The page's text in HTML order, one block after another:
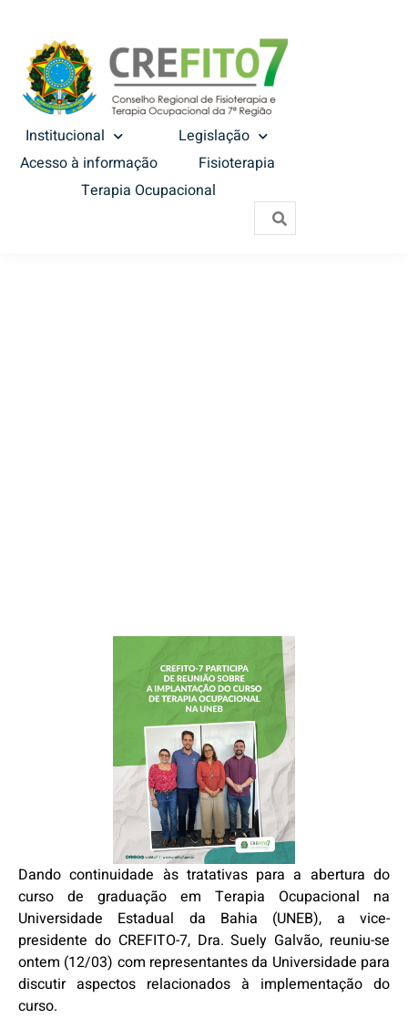
Institucional
Legislação
Acesso à informação
Fisioterapia
Terapia Ocupacional
Dando continuidade às tratativas para a abertura do
curso de graduação em Terapia Ocupacional na
Universidade Estadual da Bahia (UNEB), a vice-
presidente do CREFITO-7, Dra. Suely Galvão, reuniu-se
ontem (12/03) com representantes da Universidade para
discutir aspectos relacionados à implementação do
curso.